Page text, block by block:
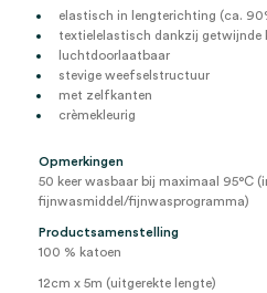
elastisch in lengterichting (ca.
textielelastisch dankzij getwijnde
luchtdoorlaatbaar
stevige weefselstructuur
met zelfkanten
crèmekleurig
Opmerkingen
50 keer wasbaar bij maximaal 95°C
fijnwasmiddel/fijnwasprogramma)
Productsamenstelling
100 % katoen
12cm x 5m (uitgerekte lengte)